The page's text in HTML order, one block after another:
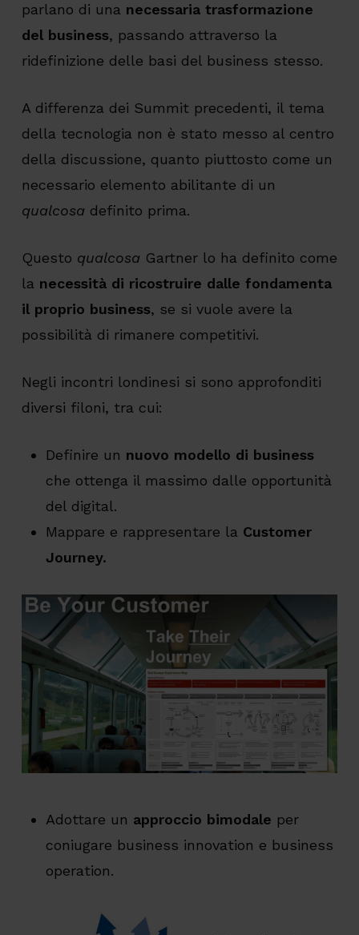
parlano di una necessaria trasformazione
del business, passando attraverso la
ridefinizione delle basi del business stesso.
A differenza dei Summit precedenti, il tema
della tecnologia non è stato messo al centro
della discussione, quanto piuttosto come un
necessario elemento abilitante di un
qualcosa definito prima.
Questo qualcosaGartner lo ha definito come
la necessità di ricostruire dalle fondamenta
il proprio business, se si vuole avere la
possibilità di rimanere competitivi.
Negli incontri londinesi si sono approfonditi
diversi filoni, tra cui:
Definire un nuovo modello di business
che ottenga il massimo dalle opportunità
del digital.
Mappare e rappresentare la Customer
Journey.
Adottare un approccio bimodale per
coniugare business innovation e business
operation.